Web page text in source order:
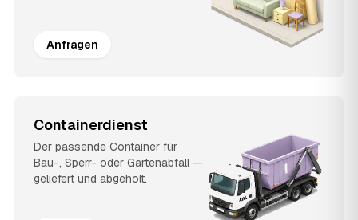
Anfragen
Containerdienst
Der passende Container für
Bau-, Sperr- oder Gartenabfall —
geliefert und abgeholt.